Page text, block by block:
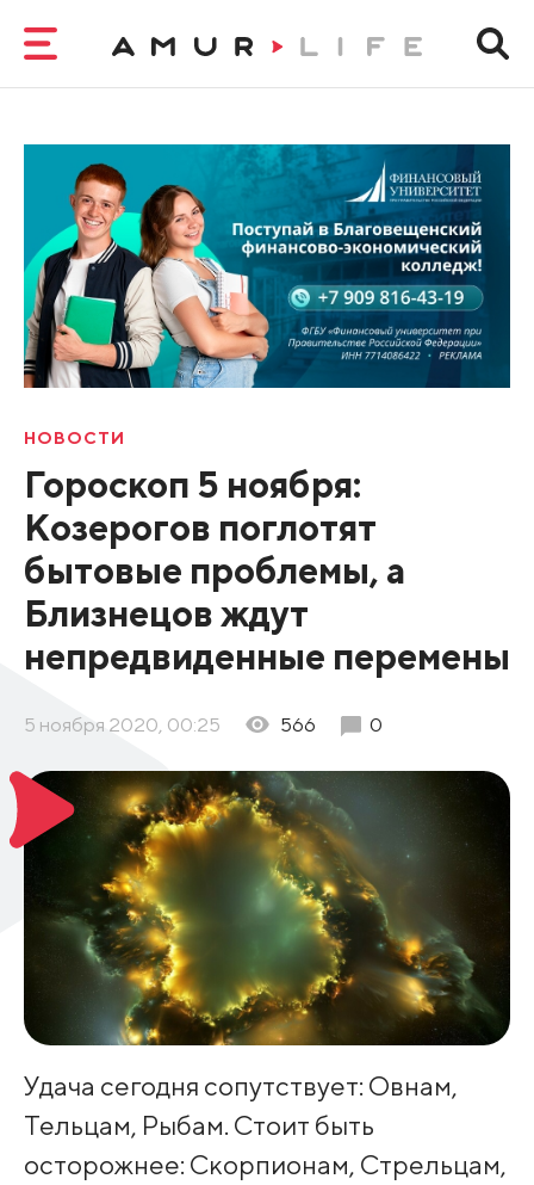
НОВОСТИ
Гороскоп 5 ноября:
Козерогов поглотят
бытовые проблемы, а
Близнецов ждут
непредвиденные перемены
5 ноября 2020, 00:25 566 0
Удача сегодня сопутствует: Овнам,
Тельцам, Рыбам. Стоит быть
осторожнее: Скорпионам, Стрельцам,